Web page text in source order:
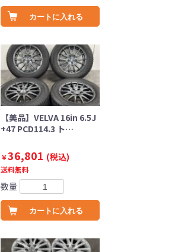
カートに入れる
【美品】VELVA 16in 6.5J
+47 PCD114.3 ト…
￥36,801 (税込)
送料無料
数量
カートに入れる